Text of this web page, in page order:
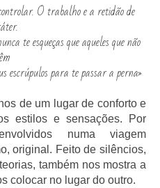
O trabalho e a retidão de
te esqueças que aqueles que não
escrúpulos para te passar a perna»
de um lugar de conforto e
estilos e sensações. Por
numa viagem
original. Feito de silêncios,
também nos mostra a
colocar no lugar do outro.